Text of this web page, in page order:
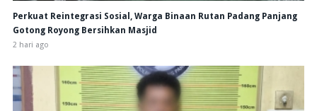
Perkuat Reintegrasi Sosial, Warga Binaan Rutan Padang Panjang
Gotong Royong Bersihkan Masjid
2 hari ago